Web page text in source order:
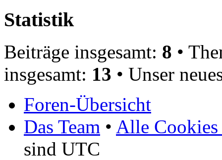
Statistik
Beiträge insgesamt: 8 •
insgesamt: 13 • Unser
Foren-Übersicht
Das Team • Alle Cookies
sind UTC